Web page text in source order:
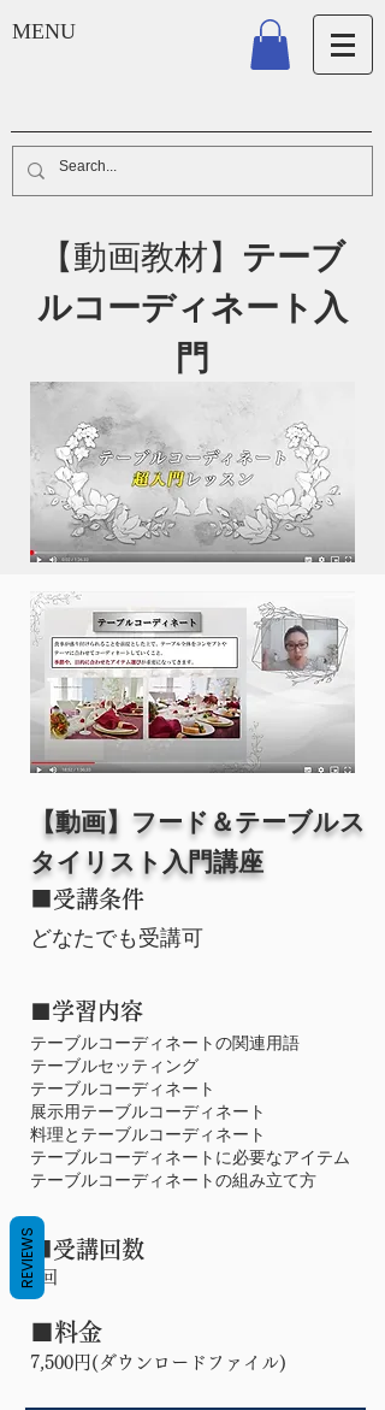
MENU
【動画教材】 テーブ
ルコーディネート入
門
【動画】フード＆テーブルス
タイリスト入門講座
■受講条件
どなたでも受講可
■学習内容
テーブルコーディネートの関連用語
テーブルセッティング
テーブルコーディネート
展示用テーブルコーディネート
料理とテーブルコーディネート
テーブルコーディネートに必要なアイテム
テーブルコーディネートの組み立て方
■受講回数
1回
■料金
​7,500円(ダウンロードファイル)
REVIEWS